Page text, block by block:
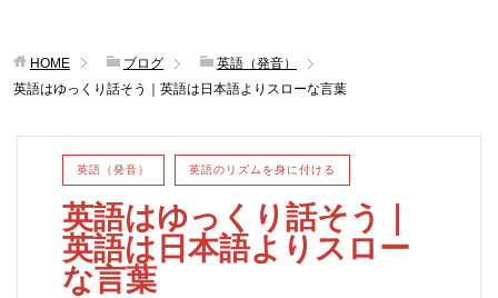
HOME ブログ
英語（発音）
英語はゆっくり話そう｜英語は日本語よりスローな言葉
英語（発音） 英語のリズムを身に付ける
英語はゆっくり話そう｜
英語は日本語よりスロー
な言葉